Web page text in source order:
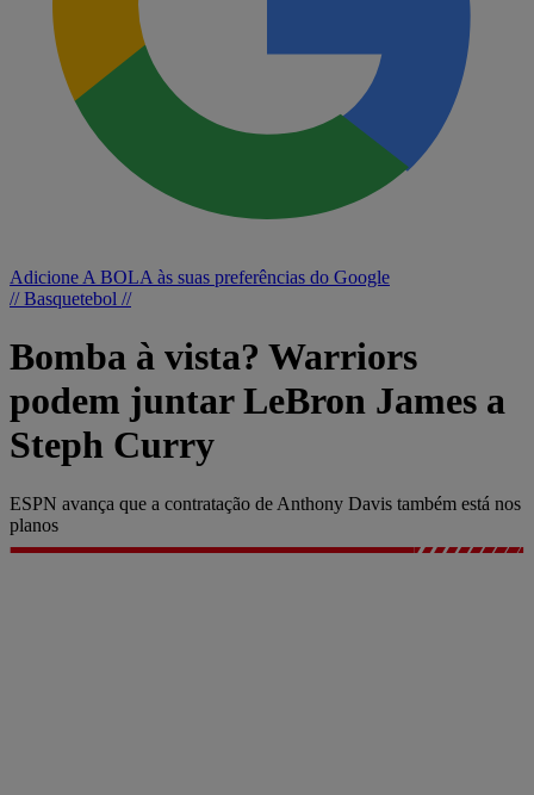
Adicione A BOLA às suas preferências do Google
// Basquetebol //
Bomba à vista? Warriors
podem juntar LeBron James a
Steph Curry
ESPN avança que a contratação de Anthony Davis também está nos
planos